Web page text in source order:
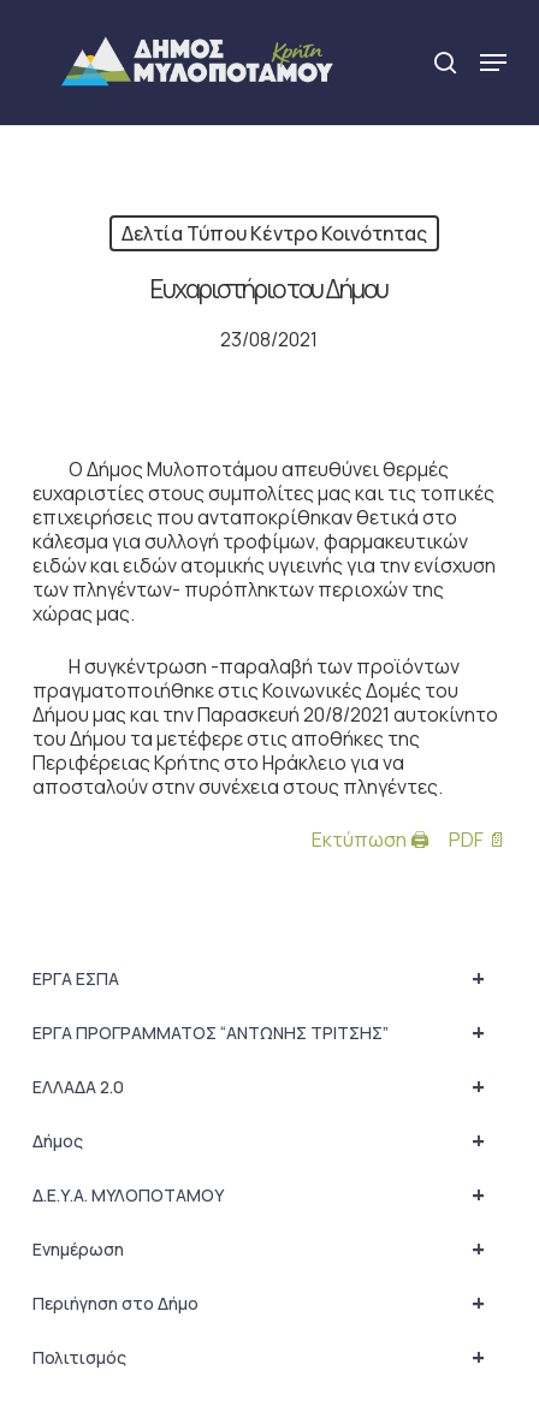
content
search
Menu
Δελτία Τύπου Κέντρο Κοινότητας
Ευχαριστήριο του Δήμου
23/08/2021
Ο Δήμος Μυλοποτάμου απευθύνει θερμές
ευχαριστίες στους συμπολίτες μας και τις τοπικές
επιχειρήσεις που ανταποκρίθηκαν θετικά στο
κάλεσμα για συλλογή τροφίμων, φαρμακευτικών
ειδών και ειδών ατομικής υγιεινής για την ενίσχυση
των πληγέντων- πυρόπληκτων περιοχών της
χώρας μας.
Η συγκέντρωση -παραλαβή των προϊόντων
πραγματοποιήθηκε στις Κοινωνικές Δομές του
Δήμου μας και την Παρασκευή 20/8/2021 αυτοκίνητο
του Δήμου τα μετέφερε στις αποθήκες της
Περιφέρειας Κρήτης στο Ηράκλειο για να
αποσταλούν στην συνέχεια στους πληγέντες.
Εκτύπωση 🖨
PDF 📄
+
ΕΡΓΑ ΕΣΠΑ
+
ΕΡΓΑ ΠΡΟΓΡΑΜΜΑΤΟΣ “ΑΝΤΩΝΗΣ ΤΡΙΤΣΗΣ”
+
ΕΛΛΑΔΑ 2.0
+
Δήμος
+
Δ.Ε.Υ.Α. ΜΥΛΟΠΟΤΑΜΟΥ
+
Ενημέρωση
+
Περιήγηση στο Δήμο
+
Πολιτισμός
Close